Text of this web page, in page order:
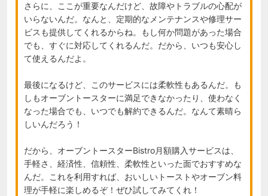
さらに、ここが重要なんだけど、故障やトラブルの心配が
いらないんだ。なんと、定期的なメンテナンスや修理サー
ビスも提供してくれるからね。もし何か問題があった場合
でも、すぐに対応してくれるんだ。だから、いつも安心し
て使えるんだよ。
最後になるけど、このサービスには柔軟性もあるんだ。も
しもオーブントースターに満足できなかったり、使わなく
なった場合でも、いつでも解約できるんだ。なんて素晴ら
しいんだろう！
だから、オーブントースターBistro月額購入サービスは、
手軽さ、経済性、信頼性、柔軟性といった面でおすすめな
んだ。これを利用すれば、おいしいトーストやオーブン料
理が手軽に楽しめるぞ！ぜひ試してみてくれ！